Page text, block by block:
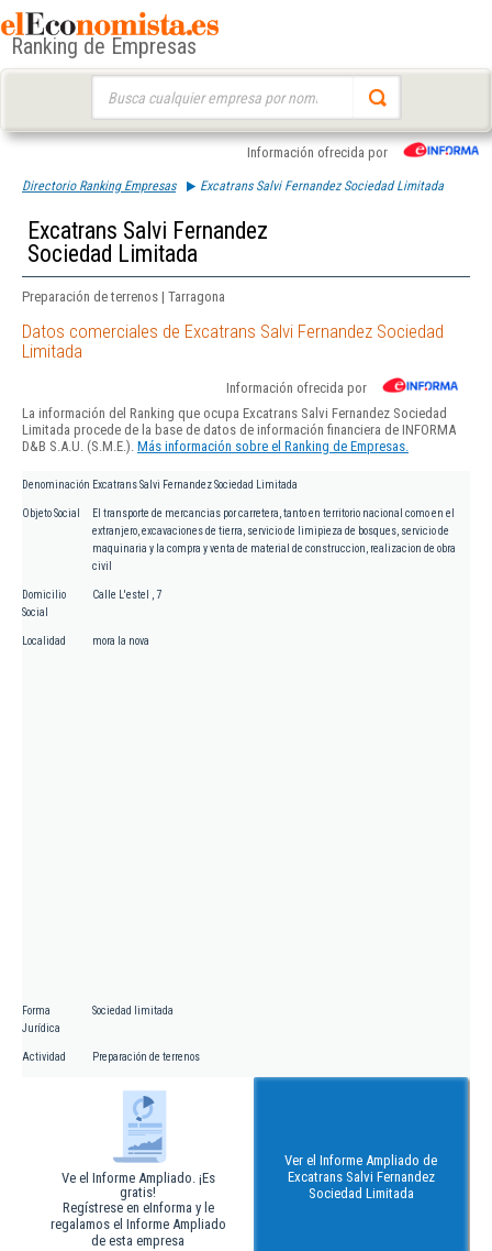
Ranking de Empresas
Información ofrecida por
Directorio Ranking Empresas Excatrans Salvi Fernandez Sociedad Limitada
Excatrans Salvi Fernandez
Sociedad Limitada
Preparación de terrenos | Tarragona
Datos comerciales de Excatrans Salvi Fernandez Sociedad
Limitada
Información ofrecida por
La información del Ranking que ocupa Excatrans Salvi Fernandez Sociedad
Limitada procede de la base de datos de información financiera de INFORMA
D&B S.A.U. (S.M.E.). Más información sobre el Ranking de Empresas.
Denominación Excatrans Salvi Fernandez Sociedad Limitada
Objeto Social
El transporte de mercancias por carretera, tanto en territorio nacional como en el
extranjero, excavaciones de tierra, servicio de limipieza de bosques, servicio de
maquinaria y la compra y venta de material de construccion, realizacion de obra
civil
Domicilio
Social
Calle L'estel , 7
Localidad mora la nova
Forma
Jurídica
Sociedad limitada
Actividad Preparación de terrenos
Ve el Informe Ampliado. ¡Es
gratis!
Regístrese en eInforma y le
regalamos el Informe Ampliado
de esta empresa
Ver el Informe Ampliado de
Excatrans Salvi Fernandez
Sociedad Limitada